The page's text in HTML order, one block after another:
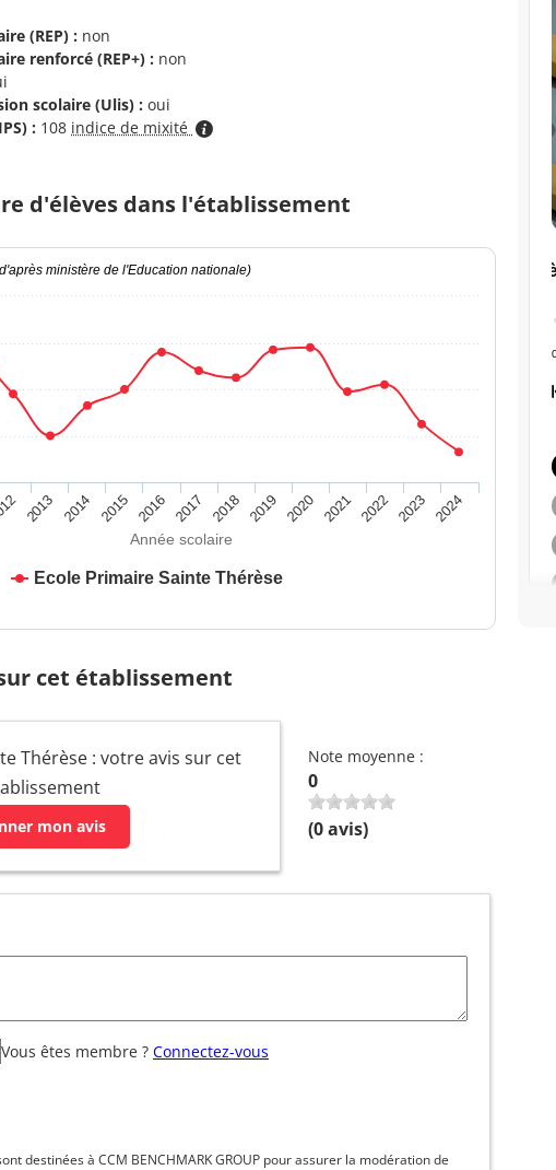
(REP) : non
renforcé (REP+) : non
scolaire (Ulis) : oui
: 108 indice de mixité
d'élèves dans l'établissement
Année scolaire
ministère de l'Education nationale)
Ecole Primaire Sainte Thérèse
2013 2014 2015 2016 2017 2018 2019 2020 2021 2022 2023 2024
cet établissement
Thérèse : votre avis sur cet
mon avis
Note moyenne :
0
(0avis)
Vous êtes membre ? Connectez-vous
destinées à CCM BENCHMARK GROUP pour assurer la modération de